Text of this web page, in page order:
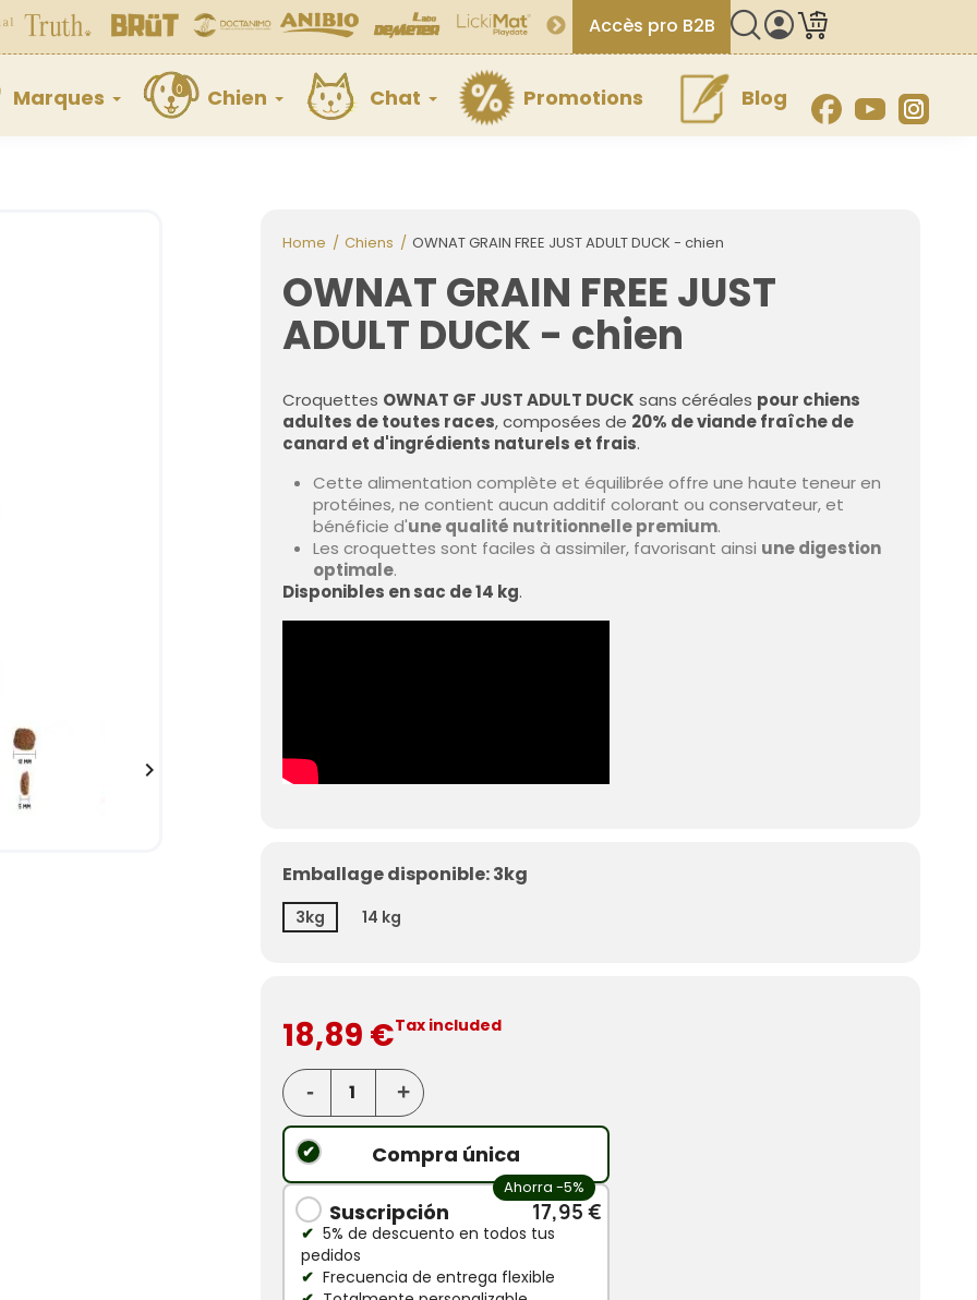
Accès pro B2B
Marques Chien Chat Promotions Blog Facebook
YouTube

Home Chiens OWNAT GRAIN FREE JUST ADULT DUCK - chien
OWNAT GRAIN FREE JUST
ADULT DUCK - chien
Croquettes OWNAT GF JUST ADULT DUCK sans céréales pour chiens
adultes de toutes races, composées de 20% de viande fraîche de
canard et d'ingrédients naturels et frais.
Cette alimentation complète et équilibrée offre une haute teneur en
protéines, ne contient aucun additif colorant ou conservateur, et
bénéficie d'une qualité nutritionnelle premium.
Les croquettes sont faciles à assimiler, favorisant ainsi une digestion
optimale.
Disponibles en sac de 14 kg.
Emballage disponible: 3kg
3kg 14 kg
18,89 €Tax included
Compra única
Ahorra -5%
Suscripción 17,95 €
5% de descuento en todos tus
pedidos
Frecuencia de entrega flexible